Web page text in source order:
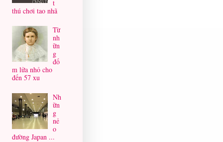
t
thú chơi tao nhã
Từ
nh
ữn
g
đố
m lửa nhỏ cho
đến 57 xu
Nh
ữn
g
nẻ
o
đường Japan ...